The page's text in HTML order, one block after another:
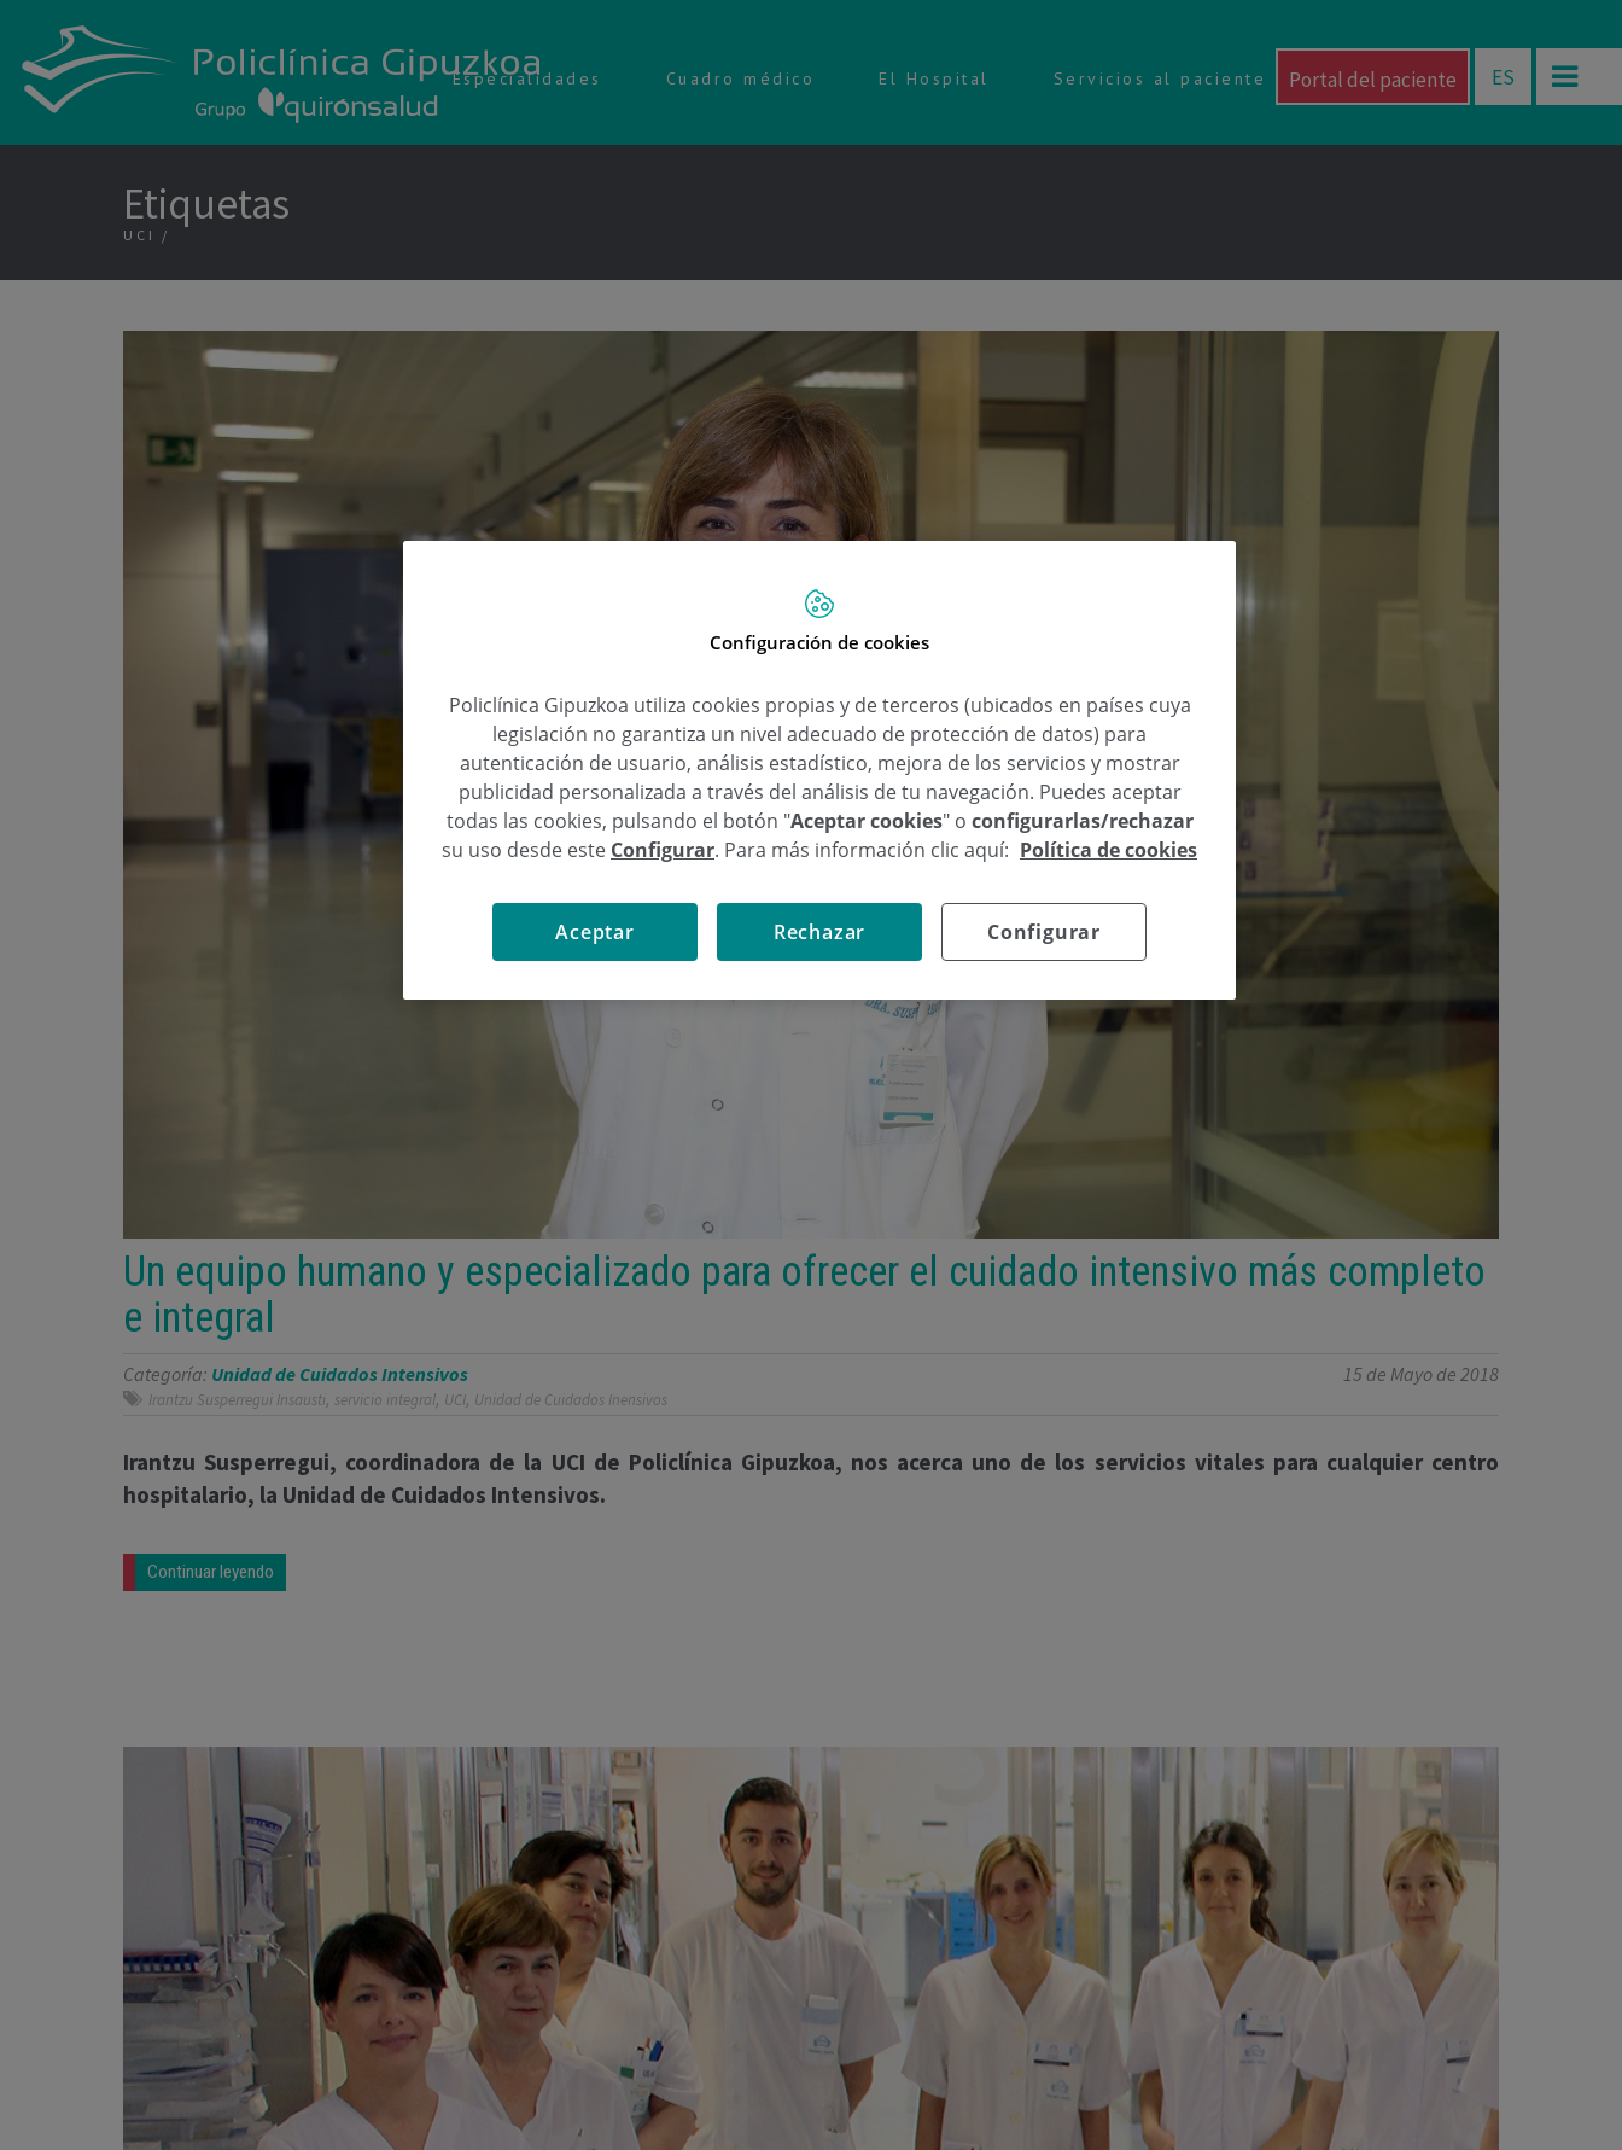
Especialidades Cuadro médico El Hospital Servicios al paciente Portal del paciente ES
Etiquetas
UCI
Un equipo humano y especializado para ofrecer el cuidado intensivo más completo
e integral
Categoría: Unidad de Cuidados Intensivos 15 de Mayo de 2018
Irantzu Susperregui Insausti, servicio integral, UCI, Unidad de Cuidados Inensivos
Irantzu Susperregui, coordinadora de la UCI de Policlínica Gipuzkoa, nos acerca uno de los servicios vitales para cualquier centro
hospitalario, la Unidad de Cuidados Intensivos.
Continuar leyendo
Configuración de cookies
Policlínica Gipuzkoa utiliza cookies propias y de terceros (ubicados en países cuya
legislación no garantiza un nivel adecuado de protección de datos) para
autenticación de usuario, análisis estadístico, mejora de los servicios y mostrar
publicidad personalizada a través del análisis de tu navegación. Puedes aceptar
todas las cookies, pulsando el botón "Aceptar cookies" o configurarlas/rechazar
su uso desde este Configurar. Para más información clic aquí: Política de cookies
Configurar
Rechazar
Aceptar